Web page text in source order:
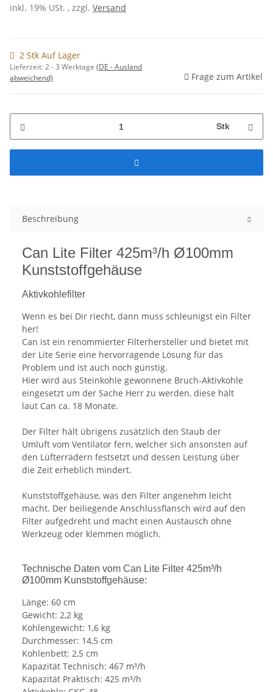
inkl. 19% USt. , zzgl. Versand
2 Stk Auf Lager
Lieferzeit:2 - 3 Werktage (DE - Ausland
abweichend)
Frage zum Artikel
Stk
Beschreibung
Can Lite Filter 425m³/h Ø100mm
Kunststoffgehäuse
Aktivkohlefilter
Wenn es bei Dir riecht, dann muss schleunigst ein Filter
her!
Can ist ein renommierter Filterhersteller und bietet mit
der Lite Serie eine hervorragende Lösung für das
Problem und ist auch noch günstig.
Hier wird aus Steinkohle gewonnene Bruch-Aktivkohle
eingesetzt um der Sache Herr zu werden, diese hält
laut Can ca. 18 Monate.
Der Filter hält übrigens zusätzlich den Staub der
Umluft vom Ventilator fern, welcher sich ansonsten auf
den Lüfterrädern festsetzt und dessen Leistung über
die Zeit erheblich mindert.
Kunststoffgehäuse, was den Filter angenehm leicht
macht. Der beiliegende Anschlussflansch wird auf den
Filter aufgedreht und macht einen Austausch ohne
Werkzeug oder klemmen möglich.
Technische Daten vom Can Lite Filter 425m³/h
Ø100mm Kunststoffgehäuse:
Länge: 60 cm
Gewicht: 2,2 kg
Kohlengewicht: 1,6 kg
Durchmesser: 14,5 cm
Kohlenbett: 2,5 cm
Kapazität Technisch: 467 m³/h
Kapazität Praktisch: 425 m³/h